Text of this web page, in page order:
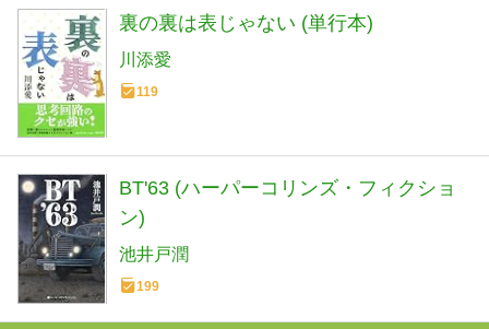
裏の裏は表じゃない (単行本)
川添愛
119
BT'63 (ハーパーコリンズ・フィクショ
ン)
池井戸潤
199